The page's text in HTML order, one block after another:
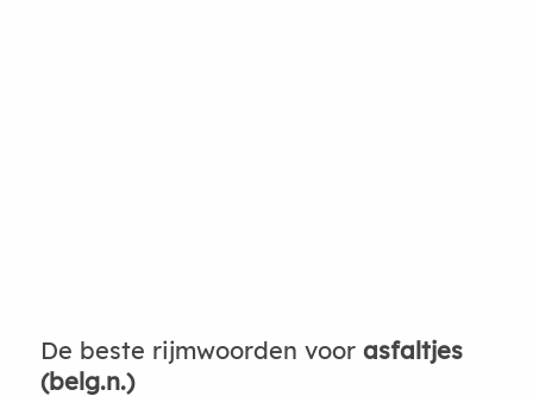
De beste rijmwoorden voor asfaltjes
(belg.n.)